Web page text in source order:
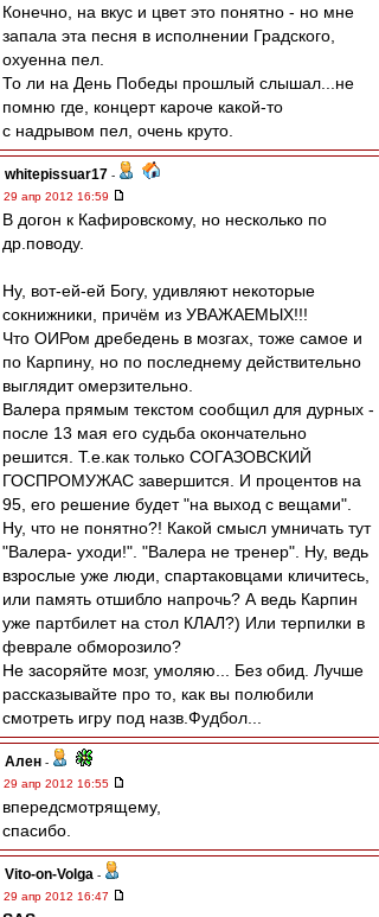
Конечно, на вкус и цвет это понятно - но мне
запала эта песня в исполнении Градского,
охуенна пел.
То ли на День Победы прошлый слышал...не
помню где, концерт кароче какой-то
с надрывом пел, очень круто.
whitepissuar17 -
29 апр 2012 16:59
В догон к Кафировскому, но несколько по
др.поводу.
Ну, вот-ей-ей Богу, удивляют некоторые
сокнижники, причём из УВАЖАЕМЫХ!!!
Что ОИРом дребедень в мозгах, тоже самое и
по Карпину, но по последнему действительно
выглядит омерзительно.
Валера прямым текстом сообщил для дурных -
после 13 мая его судьба окончательно
решится. Т.е.как только СОГАЗОВСКИЙ
ГОСПРОМУЖАС завершится. И процентов на
95, его решение будет "на выход с вещами".
Ну, что не понятно?! Какой смысл умничать тут
"Валера- уходи!". "Валера не тренер". Ну, ведь
взрослые уже люди, спартаковцами кличитесь,
или память отшибло напрочь? А ведь Карпин
уже партбилет на стол КЛАЛ?) Или терпилки в
феврале обморозило?
Не засоряйте мозг, умоляю... Без обид. Лучше
рассказывайте про то, как вы полюбили
смотреть игру под назв.Фудбол...
Ален -
29 апр 2012 16:55
впередсмотрящему,
спасибо.
Vito-on-Volga -
29 апр 2012 16:47